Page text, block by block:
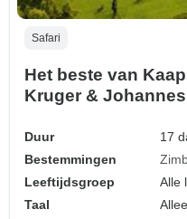
Safari
Het beste van
Kruger &
Duur
17
Bestemmingen
Leeftijdsgroep
Alle
Taal